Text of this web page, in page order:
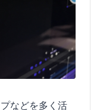
などを多く活